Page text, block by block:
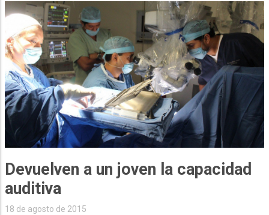
Devuelven a un joven la capacidad
auditiva
18 de agosto de 2015